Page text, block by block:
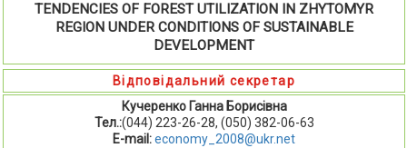
TENDENCIES OF FOREST UTILIZATION IN ZHYTOMYR
REGION UNDER CONDITIONS OF SUSTAINABLE
DEVELOPMENT
Відповідальний секретар
Кучеренко Ганна Борисівна
Тел.:(044) 223-26-28, (050) 382-06-63
E-mail:economy_2008@ukr.net